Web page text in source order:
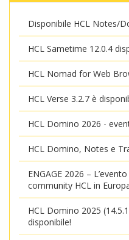
Disponibile HCL Notes/
HCL Sametime 12.0.4
HCL Nomad for Web
HCL Verse 3.2.7 è
HCL Domino 2026 -
HCL Domino, Notes e
ENGAGE 2026 –
community HCL in
HCL Domino 2025
disponibile!